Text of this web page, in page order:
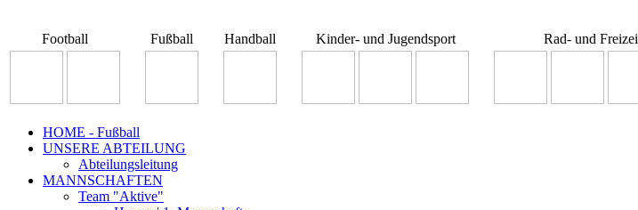
Football Fußball Handball Kinder- und Jugendsport Rad- und
HOME - Fußball
UNSERE ABTEILUNG
Abteilungsleitung
MANNSCHAFTEN
Team "Aktive"